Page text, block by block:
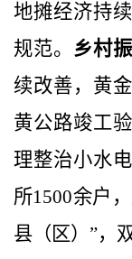
地摊经济持
规范。 乡村
续改善，黄
黄公路竣工
理整治小水电
所1500余户
县（区）”，